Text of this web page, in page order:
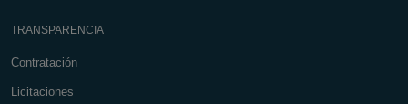
TRANSPARENCIA
Contratación
Licitaciones